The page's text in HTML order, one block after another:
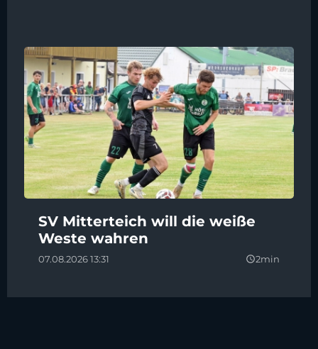
SV Mitterteich will die weiße
Weste wahren
07.08.2026 13:31 query_builder2min